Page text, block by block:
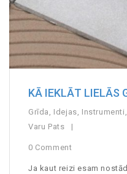
KĀ IEKLĀT LIELĀS
Grīda Idejas Instrumenti
Varu Pats
0 Comment
Ja kaut reizi esam